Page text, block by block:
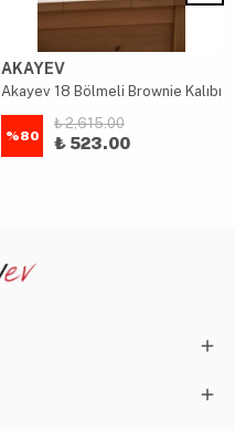
AKAYEV
Akayev 18 Bölmeli Brownie Kalıbı
%80
₺ 2,615.00
₺ 523.00